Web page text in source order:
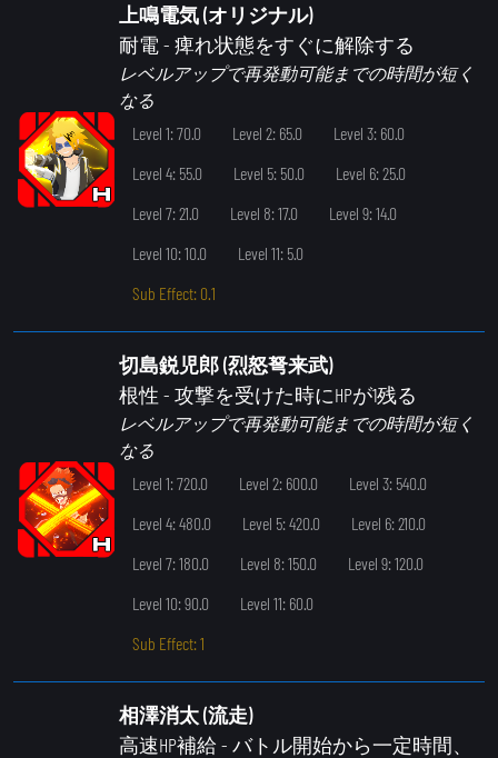
上鳴電気 (オリジナル)
耐電 - 痺れ状態をすぐに解除する
レベルアップで再発動可能までの時間が短く
なる
Level 1: 70.0
Level 2: 65.0
Level 3: 60.0
Level 4: 55.0
Level 5: 50.0
Level 6: 25.0
Level 7: 21.0
Level 8: 17.0
Level 9: 14.0
Level 10: 10.0
Level 11: 5.0
Sub Effect: 0.1
切島鋭児郎 (烈怒弩来武)
根性 - 攻撃を受けた時にHPが1残る
レベルアップで再発動可能までの時間が短く
なる
Level 1: 720.0
Level 2: 600.0
Level 3: 540.0
Level 4: 480.0
Level 5: 420.0
Level 6: 210.0
Level 7: 180.0
Level 8: 150.0
Level 9: 120.0
Level 10: 90.0
Level 11: 60.0
Sub Effect: 1
相澤消太 (流走)
高速HP補給 - バトル開始から一定時間、